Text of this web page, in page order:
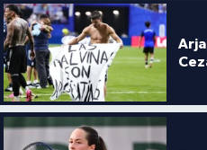
Su Sporları
Diğer Spor Dalları
Futbolcular